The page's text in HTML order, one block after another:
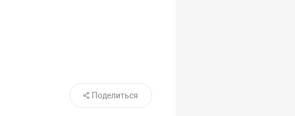
Поделиться